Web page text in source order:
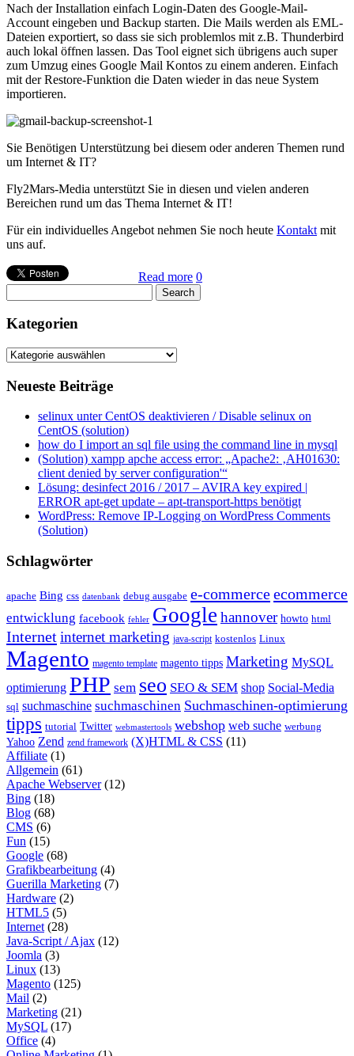
Nach der Installation einfach Login-Daten des Google-Mail-
Account eingeben und Backup starten. Die Mails werden als EML-
Dateien exportiert, so dass sie sich problemlos mit z.B. Thunderbird
auch lokal öffnen lassen. Das Tool eignet sich übrigens auch super
zum Umzug eines Google Mail Kontos zu einem anderen. Einfach
mit der Restore-Funktion die Daten wieder in das neue System
importieren.
Sie Benötigen Unterstützung bei diesem oder anderen Themen rund
um Internet & IT?
Fly2Mars-Media unterstützt Sie in diesen und vielen anderen
Bereichen rund um das Thema Internet & IT!
Für ein individuelles Angebot nehmen Sie noch heute Kontakt mit
uns auf.
Read more 0
Kategorien
Kategorien
Neueste Beiträge
selinux unter CentOS deaktivieren / Disable selinux on
CentOS (solution)
how do I import an sql file using the command line in mysql
(Solution) xampp apche access error: „Apache2: ‚AH01630:
client denied by server configuration'“
Lösung: desinfect 2016 / 2017 – AVIRA key expired |
ERROR apt-get update – apt-transport-https benötigt
WordPress: Remove IP-Logging on WordPress Comments
(Solution)
Schlagwörter
apache Bing css datenbank debug ausgabe e-commerceecommerce
entwicklung facebook fehler Google hannover howto html
Internetinternet marketing java-script kostenlos Linux
Magento magento template magento tipps Marketing MySQL
optimierung PHP sem seo SEO & SEM shop Social-Media
sql suchmaschine suchmaschinen Suchmaschinen-optimierung
tipps tutorial Twitter webmastertools webshop web suche werbung
Yahoo Zend zend framework (X)HTML & CSS (11)
Affiliate (1)
Allgemein (61)
Apache Webserver(12)
Bing (18)
Blog (68)
CMS (6)
Fun (15)
Google (68)
Grafikbearbeitung (4)
Guerilla Marketing (7)
Hardware (2)
HTML5 (5)
Internet (28)
Java-Script / Ajax (12)
Joomla (3)
Linux (13)
Magento (125)
Mail (2)
Marketing (21)
MySQL (17)
Office (4)